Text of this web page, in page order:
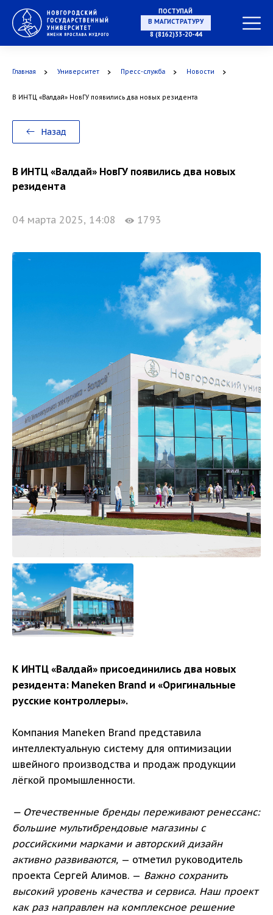
ПОСТУПАЙ
В МАГИСТРАТУРУ
8 (8162)33-20-44
Главная Университет Пресс-служба Новости
В ИНТЦ «Валдай» НовГУ появились два новых резидента
Назад
В ИНТЦ «Валдай» НовГУ появились два новых
резидента
04 марта 2025, 14:08 1793
К ИНТЦ «Валдай» присоединились два новых
резидента: Maneken Brand и «Оригинальные
русские контроллеры».
Компания Maneken Brand представила
интеллектуальную систему для оптимизации
швейного производства и продаж продукции
лёгкой промышленности.
— Отечественные бренды переживают ренессанс:
большие мультибрендовые магазины с
российскими марками и авторский дизайн
активно развиваются, — отметил руководитель
проекта Сергей Алимов. — Важно сохранить
высокий уровень качества и сервиса. Наш проект
как раз направлен на комплексное решение